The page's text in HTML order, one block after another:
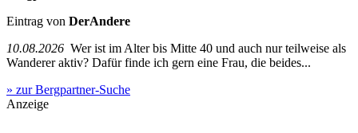
Eintrag von DerAndere
10.08.2026 Wer ist im Alter bis Mitte 40 und auch nur teilweise als
Wanderer aktiv? Dafür finde ich gern eine Frau, die beides...
» zur Bergpartner-Suche
Anzeige